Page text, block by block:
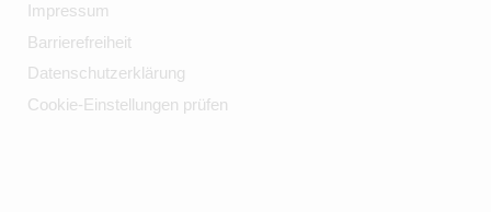
Impressum
Barrierefreiheit
Datenschutzerklärung
Cookie-Einstellungen prüfen